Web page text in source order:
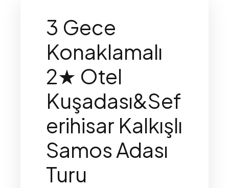
3 Gece
Konaklamalı
2★ Otel
Kuşadası&Sef
erihisar Kalkışlı
Samos Adası
Turu